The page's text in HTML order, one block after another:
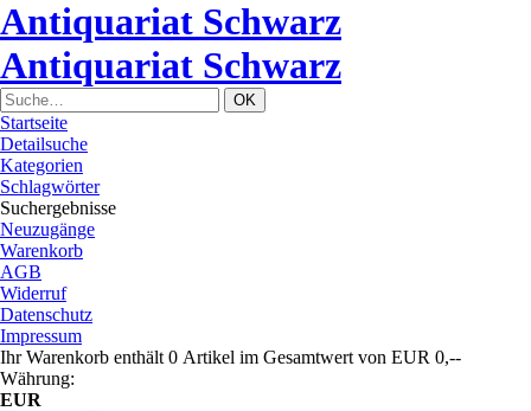
Antiquariat Schwarz
Antiquariat Schwarz
Startseite
Detailsuche
Kategorien
Schlagwörter
Suchergebnisse
Neuzugänge
Warenkorb
AGB
Widerruf
Datenschutz
Impressum
Ihr Warenkorb enthält 0 Artikel im Gesamtwert von EUR 0,--
Währung:
EUR